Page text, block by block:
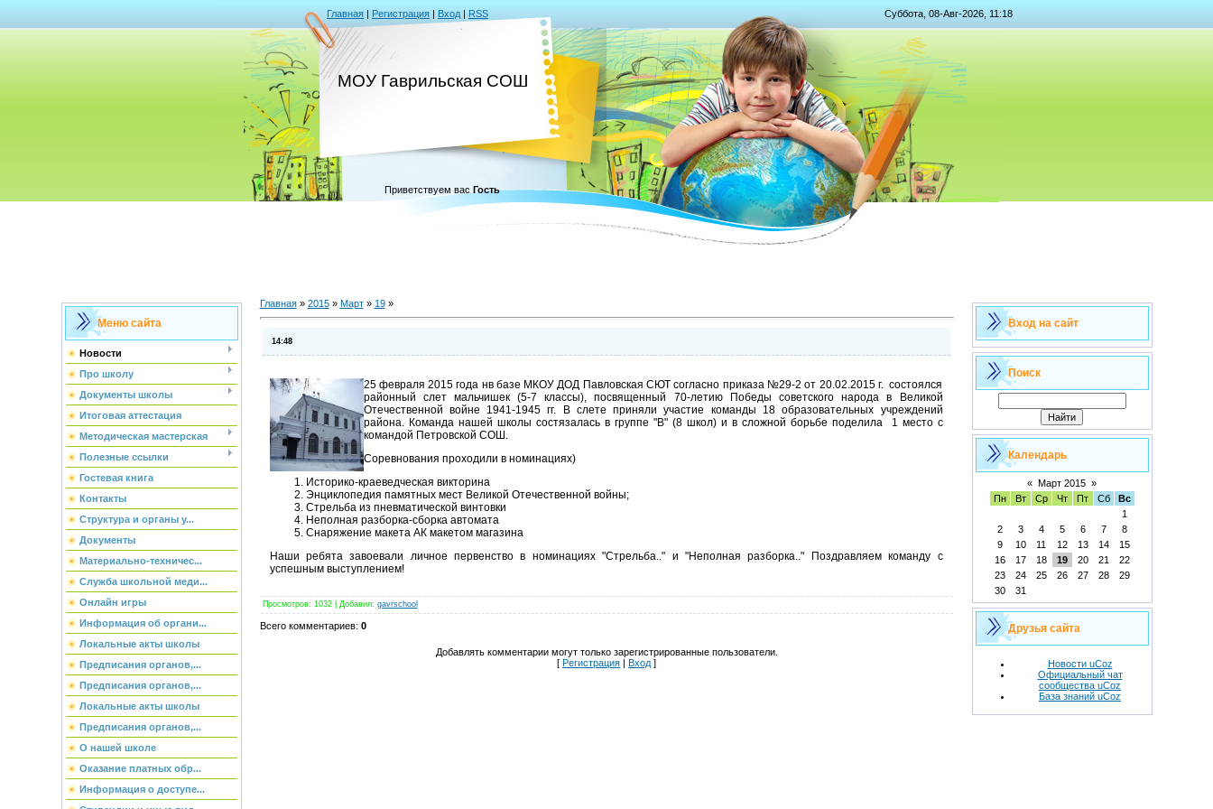
Главная | Регистрация | Вход | RSS Суббота, 08-Авг-2026, 11:18
МОУ Гаврильская СОШ
Приветствуем вас Гость
Меню сайта
Новости
Про школу
Документы школы
Итоговая аттестация
Методическая мастерская
Полезные ссылки
Гостевая книга
Контакты
Структура и органы у...
Документы
Материально-техничес...
Служба школьной меди...
Онлайн игры
Информация об органи...
Локальные акты школы
Предписания органов,...
Предписания органов,...
Локальные акты школы
Предписания органов,...
О нашей школе
Оказание платных обр...
Информация о доступе...
Главная » 2015 » Март » 19 »
14:48
25 февраля 2015 года нв базе МКОУ ДОД Павловская СЮТ согласно приказа №29-2 от 20.02.2015 г. состоялся
районный слет мальчишек (5-7 классы), посвященный 70-летию Победы советского народа в Великой
Отечественной войне 1941-1945 гг. В слете приняли участие команды 18 образовательных учреждений
района. Команда нашей школы состязалась в группе "В" (8 школ) и в сложной борьбе поделила 1 место с
командой Петровской СОШ.
Соревнования проходили в номинациях)
Историко-краеведческая викторина
Энциклопедия памятных мест Великой Отечественной войны;
Стрельба из пневматической винтовки
Неполная разборка-сборка автомата
Снаряжение макета АК макетом магазина
Наши ребята завоевали личное первенство в номинациях "Стрельба.." и "Неполная разборка.." Поздравляем команду с
успешным выступлением!
Просмотров: 1032| Добавил: gavrschool
Всего комментариев: 0
Добавлять комментарии могут только зарегистрированные пользователи.
[ Регистрация | Вход ]
Вход на сайт
Поиск
Календарь
« Март 2015 »
Пн
Вт Ср Чт Пт Сб
Вс
1
2
3 4 5 6 7
8
9
10 11 12 13 14
15
16
17 18 19 20 21
22
23
24 25 26 27 28
29
30
31
Друзья сайта
Новости uCoz
Официальный чат
сообщества uCoz
База знаний uCoz